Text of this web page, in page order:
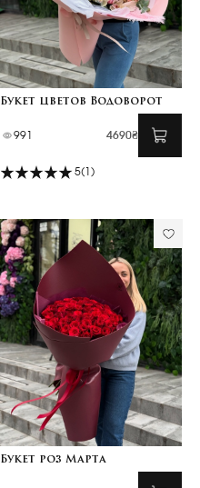
Букет цветов Водоворот
991 4690₴
5(1)
Букет роз Марта